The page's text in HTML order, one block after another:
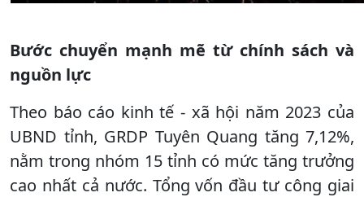
Bước chuyển mạnh mẽ từ chính sách và
nguồn lực
Theo báo cáo kinh tế - xã hội năm 2023 của
UBND tỉnh, GRDP Tuyên Quang tăng 7,12%,
nằm trong nhóm 15 tỉnh có mức tăng trưởng
cao nhất cả nước. Tổng vốn đầu tư công giai